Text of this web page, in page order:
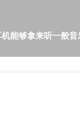
能够拿来听一般音